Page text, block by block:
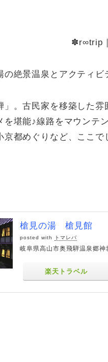
✽r∞trip
の絶景温泉とアクティ
」。古民家を移築した
を堪能♪線路をマウンテ
京都めぐりなど、ここ
槍見の湯 槍見館
posted with トマレバ
岐阜県高山市奥飛騨温泉郷
楽天トラベル